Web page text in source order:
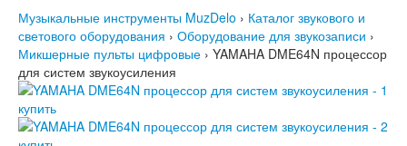
Музыкальные инструменты MuzDelo › Каталог звукового и
светового оборудования › Оборудование для звукозаписи ›
Микшерные пульты цифровые › YAMAHA DME64N процессор
для систем звукоусиления